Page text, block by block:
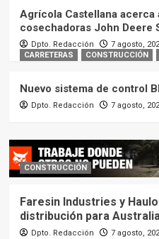
2
AGRÍCOLA
4
RECAMBIOS
El
Agrícola Castellana acerca
cosechadoras John Deere
Dpto. Redacción 7 agosto,
CARRETERAS
CONSTRUCCIÓN
Nuevo sistema de control
Dpto. Redacción 7 agosto,
CONSTRUCCIÓN
Faresin Industries y
distribución para
Dpto. Redacción 7 agosto,